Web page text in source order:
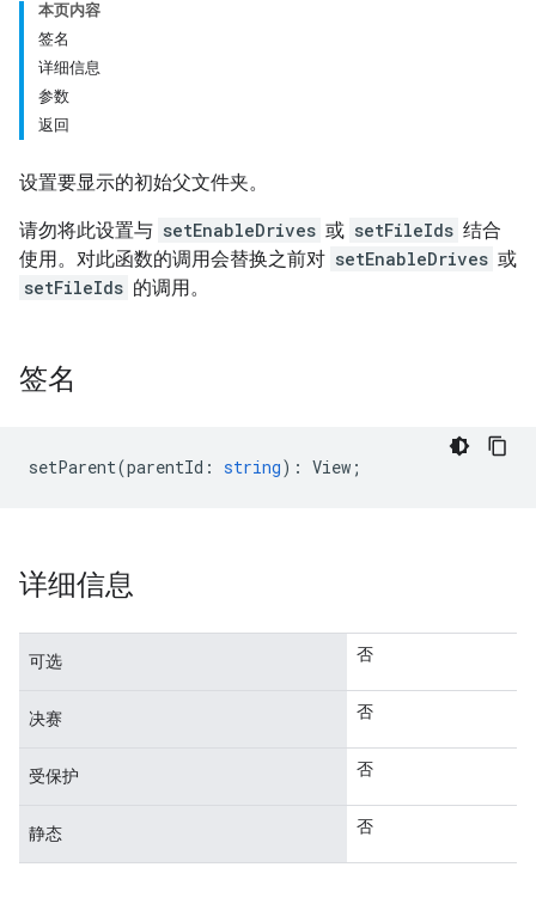
本页内容
签名
详细信息
参数
返回
设置要显示的初始父文件夹。
请勿将此设置与 setEnableDrives 或 setFileIds 结合
使用。对此函数的调用会替换之前对 setEnableDrives 或
setFileIds 的调用。
签名
setParent(parentId : string) : View ;
详细信息
可选 否
决赛 否
受保护 否
静态 否